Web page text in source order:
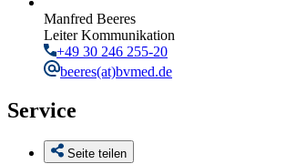
Manfred Beeres
Leiter Kommunikation
+49 30 246 255-20
beeres(at)bvmed.de
Service
Seite teilen